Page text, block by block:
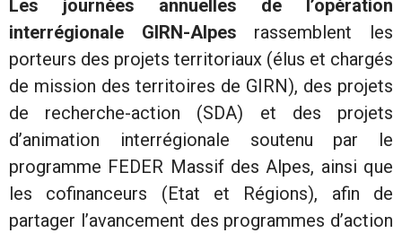
Les journées annuelles de l’opération
interrégionale GIRN-Alpes rassemblent les
porteurs des projets territoriaux (élus et chargés
de mission des territoires de GIRN), des projets
de recherche-action (SDA) et des projets
d’animation interrégionale soutenu par le
programme FEDER Massif des Alpes, ainsi que
les cofinanceurs (Etat et Régions), afin de
partager l’avancement des programmes d’action